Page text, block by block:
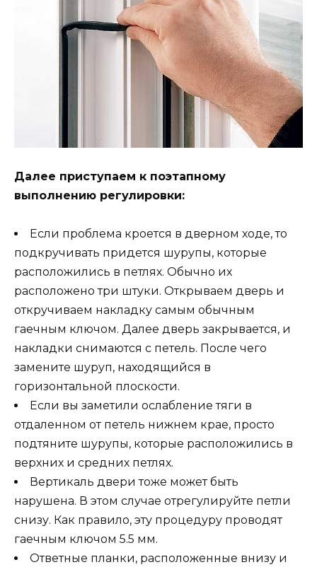
Далее приступаем к поэтапному
выполнению регулировки:
Если проблема кроется в дверном ходе, то
подкручивать придется шурупы, которые
расположились в петлях. Обычно их
расположено три штуки. Открываем дверь и
откручиваем накладку самым обычным
гаечным ключом. Далее дверь закрывается, и
накладки снимаются с петель. После чего
замените шуруп, находящийся в
горизонтальной плоскости.
Если вы заметили ослабление тяги в
отдаленном от петель нижнем крае, просто
подтяните шурупы, которые расположились в
верхних и средних петлях.
Вертикаль двери тоже может быть
нарушена. В этом случае отрегулируйте петли
снизу. Как правило, эту процедуру проводят
гаечным ключом 5.5 мм.
Ответные планки, расположенные внизу и